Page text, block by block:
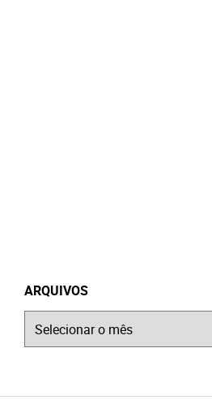
ARQUIVOS